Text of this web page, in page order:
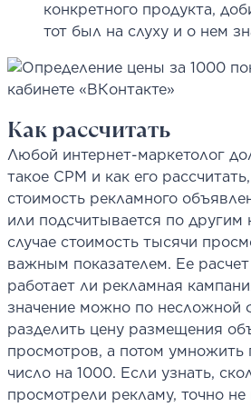
конкретного продукта,
тот был на слуху и о нем
Как рассчитать
Любой интернет-маркетолог
такое CPM и как его
стоимость рекламного
или подсчитывается по другим
случае стоимость тысячи
важным показателем. Ее
работает ли рекламная
значение можно по несложной
разделить цену размещения
просмотров, а потом умножить
число на 1000. Если узнать,
просмотрели рекламу, точно не